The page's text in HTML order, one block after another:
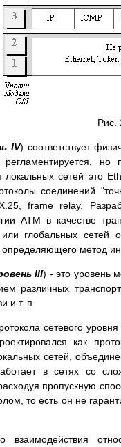
Рис.
IV) соответствует
локальных сетей это
соединений
frame relay.
ATM в качестве
глобальных сетей
метод
III) - это уровень
различных
и т. п.
сетевого
как
сетей,
в сетях со
пропускную
то есть он не
взаимодействия